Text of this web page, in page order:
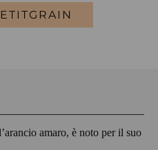
amaro, è noto per il suo